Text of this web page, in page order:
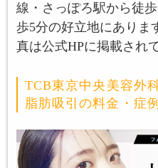
線・さっぽろ駅から徒
歩5分の好立地にありま
真は公式HPに掲載され
TCB東京中央美容外
脂肪吸引の料金・症例